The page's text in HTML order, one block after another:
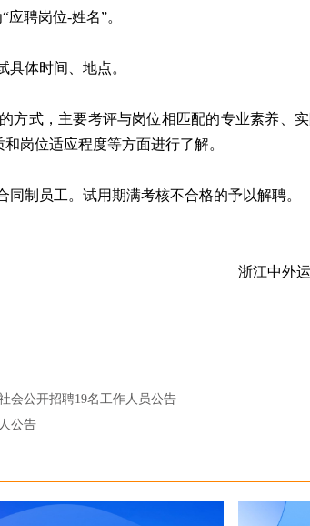
应聘岗位-姓名”。
体时间、地点。
方式，主要考评与岗位相匹配的专业素养、
岗位适应程度等方面进行了解。
制员工。试用期满考核不合格的予以解聘。
浙江中外
会公开招聘19名工作人员公告
公告